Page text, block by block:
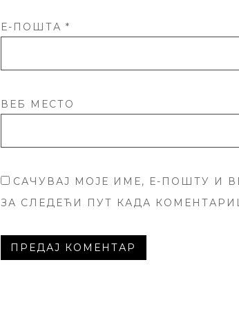
Е-ПОШТА *
ВЕБ МЕСТО
САЧУВАЈ МОЈЕ ИМЕ, Е-ПОШТУ И
ЗА СЛЕДЕЋИ ПУТ КАДА